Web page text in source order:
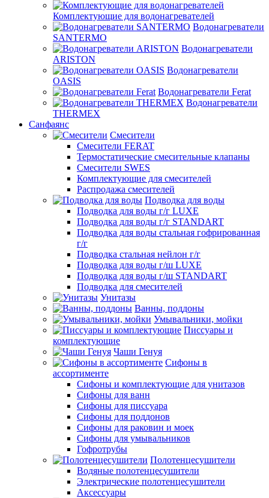
Комплектующие для водонагревателей
Водонагреватели
SANTERMO
Водонагреватели
ARISTON
Водонагреватели
OASIS
Водонагреватели Ferat
Водонагреватели
THERMEX
Санфаянс
Смесители
Смесители FERAT
Термостатические смесительные клапаны
Смесители SWES
Комплектующие для смесителей
Распродажа смесителей
Подводка для воды
Подводка для воды г/г LUXE
Подводка для воды г/г STANDART
Подводка для воды стальная гофрированная
г/г
Подводка стальная нейлон г/г
Подводка для воды г/ш LUXE
Подводка для воды г/ш STANDART
Подводка для смесителей
Унитазы
Ванны, поддоны
Умывальники, мойки
Писсуары и
комплектующие
Чаши Генуя
Сифоны в
ассортименте
Сифоны и комплектующие для унитазов
Сифоны для ванн
Сифоны для писсуара
Сифоны для поддонов
Сифоны для раковин и моек
Сифоны для умывальников
Гофротрубы
Полотенцесушители
Водяные полотенцесушители
Электрические полотенцесушители
Аксессуары